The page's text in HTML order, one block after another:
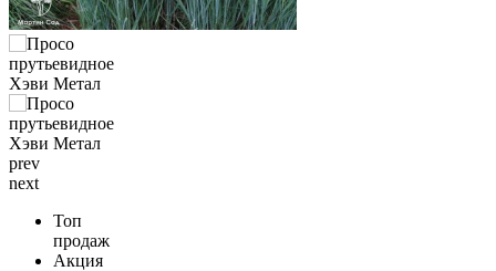
prev
next
Топ
продаж
Акция